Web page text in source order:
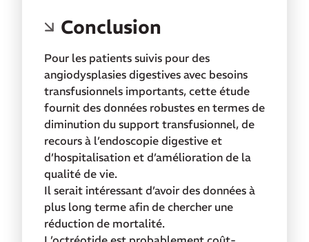
Conclusion
Pour les patients suivis pour des
angiodysplasies digestives avec besoins
transfusionnels importants, cette étude
fournit des données robustes en termes de
diminution du support transfusionnel, de
recours à l’endoscopie digestive et
d’hospitalisation et d’amélioration de la
qualité de vie.
Il serait intéressant d’avoir des données à
plus long terme afin de chercher une
réduction de mortalité.